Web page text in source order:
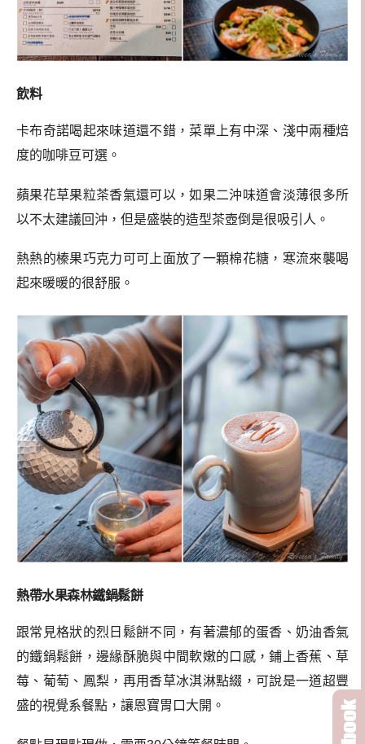
飲料
卡布奇諾喝起來味道還不錯，菜單上有中深、淺中兩種焙
度的咖啡豆可選。
蘋果花草果粒茶香氣還可以，如果二沖味道會淡薄很多所
以不太建議回沖，但是盛裝的造型茶壺倒是很吸引人。
熱熱的榛果巧克力可可上面放了一顆棉花糖，寒流來襲喝
起來暖暖的很舒服。
熱帶水果森林鐵鍋鬆餅
跟常見格狀的烈日鬆餅不同，有著濃郁的蛋香、奶油香氣
的鐵鍋鬆餅，邊緣酥脆與中間軟嫩的口感，鋪上香蕉、草
莓、葡萄、鳳梨，再用香草冰淇淋點綴，可說是一道超豐
盛的視覺系餐點，讓恩寶胃口大開。